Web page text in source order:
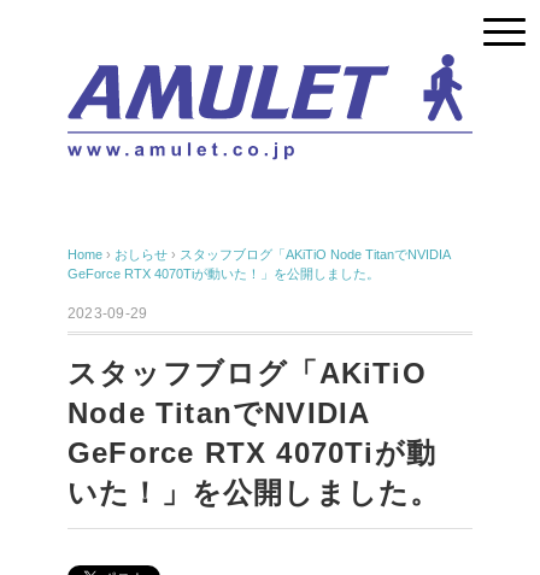
Home › おしらせ › スタッフブログ「AKiTiO Node TitanでNVIDIA
GeForce RTX 4070Tiが動いた！」を公開しました。
2023-09-29
スタッフブログ「AKiTiO
Node TitanでNVIDIA
GeForce RTX 4070Tiが動
いた！」を公開しました。